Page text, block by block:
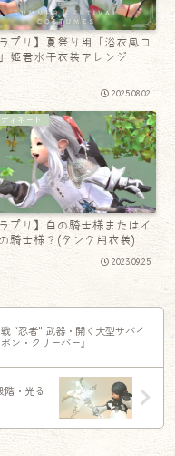
ラプリ】夏祭り用「浴衣風コ
姫君水干衣装アレンジ
2025.08.02
ィネート
ラプリ】白の騎士様またはイ
騎士様？(タンク用衣装)
2023.09.25
“忍者” 武器・開く大型サバイ
ン・クリーバー』
階・光る